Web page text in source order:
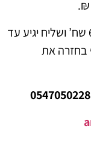
על סך 60 שח’ ושליח יגיע עד
את